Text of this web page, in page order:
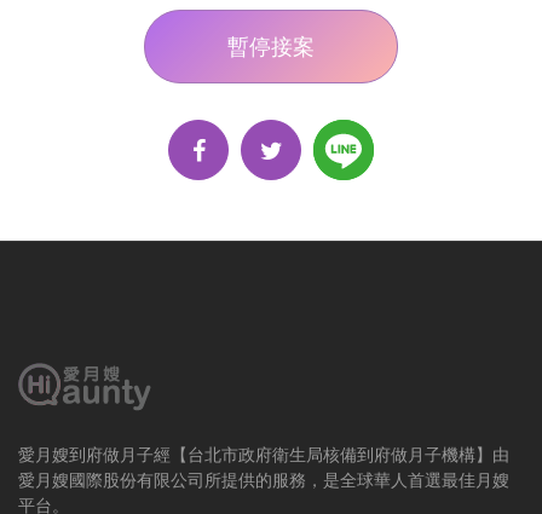
暫停接案
愛月嫂到府做月子經【台北市政府衛生局核備到府做月子機構】由
愛月嫂國際股份有限公司所提供的服務，是全球華人首選最佳月嫂
平台。